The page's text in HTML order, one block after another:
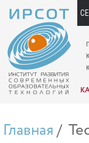
Главная